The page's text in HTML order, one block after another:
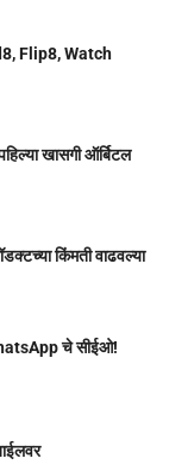
Flip8, Watch
खासगी ऑर्बिटल
किंमती वाढवल्या
चे सीईओ!